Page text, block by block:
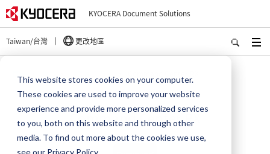
This website stores cookies on your computer.
These cookies are used to improve your website
experience and provide more personalized services
to you, both on this website and through other
media. To find out more about the cookies we use,
see our Privacy Policy.
KYOCERA Document Solutions
Taiwan/台灣 更改地區
Command Center RX